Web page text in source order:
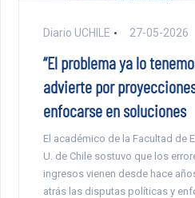
Diario UCHILE 27-05-2026
“El problema ya lo
advierte por
enfocarse en soluciones
El académico de la Facultad de
U. de Chile sostuvo que los
ingresos vienen desde hace
atrás las disputas políticas y